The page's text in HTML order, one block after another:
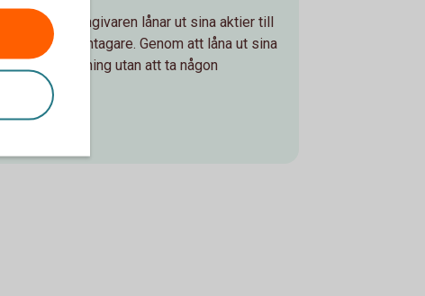
långivaren lånar ut sina aktier till
till en låntagare. Genom att låna ut sina
extra avkastning utan att ta någon